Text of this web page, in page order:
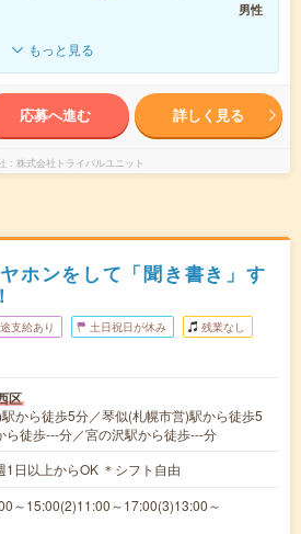
男性
もっと見る
応募へ進む 詳しく見る
株式会社トライバルユニット
ホンをして「聞き書き」す
支給あり 土日祝日が休み 残業なし
区
から徒歩5分／琴似(札幌市営)駅から徒歩5
ら徒歩---分／宮の沢駅から徒歩---分
1日以上からOK ＊シフト自由
～15:00(2)11:00～17:00(3)13:00～